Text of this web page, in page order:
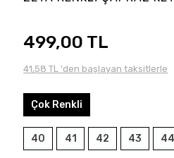
499,00 TL
41,58 TL 'den başlayan taksitlerle
Çok Renkli
40 41 42 43 44